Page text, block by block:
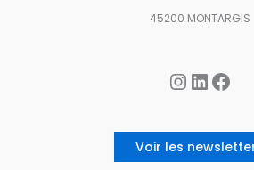
45200 MONTARGIS
Instagram
LinkedIn
Voir les